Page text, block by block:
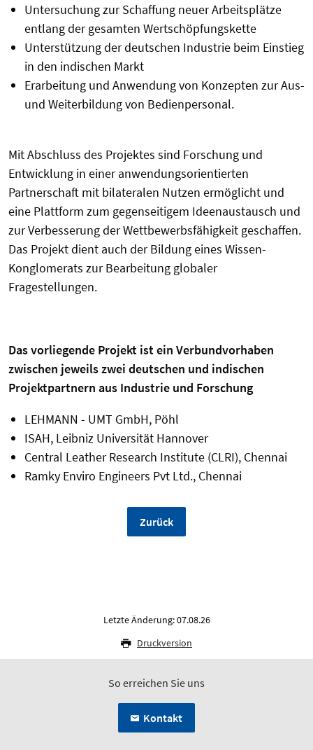
Untersuchung zur Schaffung neuer Arbeitsplätze
entlang der gesamten Wertschöpfungskette
Unterstützung der deutschen Industrie beim Einstieg
in den indischen Markt
Erarbeitung und Anwendung von Konzepten zur Aus-
und Weiterbildung von Bedienpersonal.
Mit Abschluss des Projektes sind Forschung und
Entwicklung in einer anwendungsorientierten
Partnerschaft mit bilateralen Nutzen ermöglicht und
eine Plattform zum gegenseitigem Ideenaustausch und
zur Verbesserung der Wettbewerbsfähigkeit geschaffen.
Das Projekt dient auch der Bildung eines Wissen-
Konglomerats zur Bearbeitung globaler
Fragestellungen.
Das vorliegende Projekt ist ein Verbundvorhaben
zwischen jeweils zwei deutschen und indischen
Projektpartnern aus Industrie und Forschung
LEHMANN - UMT GmbH, Pöhl
ISAH, Leibniz Universität Hannover
Central Leather Research Institute (CLRI), Chennai
Ramky Enviro Engineers Pvt Ltd., Chennai
Zurück
Letzte Änderung: 07.08.26
Druckversion
So erreichen Sie uns
Kontakt